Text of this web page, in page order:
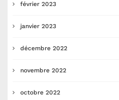
février 2023
janvier 2023
décembre 2022
novembre 2022
octobre 2022